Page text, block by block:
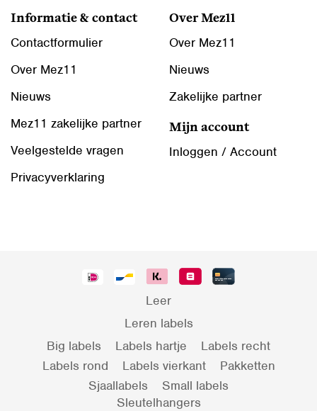
Informatie & contact
Contactformulier
Over Mez11
Nieuws
Mez11 zakelijke partner
Veelgestelde vragen
Privacyverklaring
Over Mez11
Over Mez11
Nieuws
Zakelijke partner
Mijn account
Inloggen / Account
Leer
Leren labels
Big labels
Labels hartje
Labels recht
Labels rond
Labels vierkant
Pakketten
Sjaallabels
Small labels
Sleutelhangers